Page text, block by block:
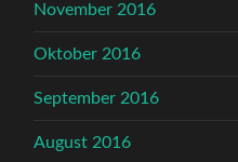
November 2016
Oktober 2016
September 2016
August 2016